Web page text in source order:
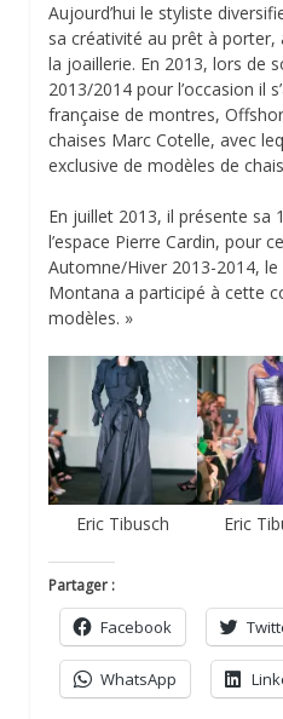
Aujourd’hui le styliste
sa créativité au prêt à
la joaillerie. En 2013, lors de
2013/2014 pour l’occasion il
française de montres,
chaises Marc Cotelle, avec
exclusive de modèles de
En juillet 2013, il présente sa
l’espace Pierre Cardin, pour
Automne/Hiver 2013-2014,
Montana a participé à cette
modèles. »
Eric Tibusch Eric
Partager :
Facebook
WhatsApp